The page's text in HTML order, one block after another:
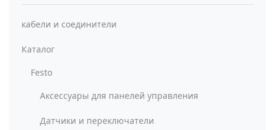
кабели и соединители
Каталог
Festo
Аксессуары для панелей управления
Датчики и переключатели